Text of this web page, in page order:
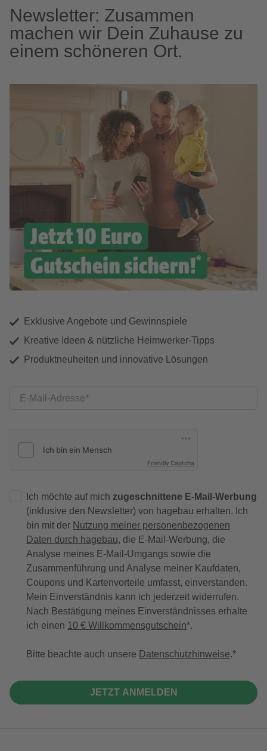
Newsletter: Zusammen
machen wir Dein Zuhause zu
einem schöneren Ort.
Exklusive Angebote und Gewinnspiele
Kreative Ideen & nützliche Heimwerker-Tipps
Produktneuheiten und innovative Lösungen
E-Mail-Adresse
Friendly Captcha
Ich möchte auf mich zugeschnittene E-Mail-Werbung
(inklusive den Newsletter) von hagebau erhalten. Ich
bin mit der Nutzung meiner personenbezogenen
Daten durch hagebau, die E-Mail-Werbung, die
Analyse meines E-Mail-Umgangs sowie die
Zusammenführung und Analyse meiner Kaufdaten,
Coupons und Kartenvorteile umfasst, einverstanden.
Mein Einverständnis kann ich jederzeit widerrufen.
Nach Bestätigung meines Einverständnisses erhalte
ich einen 10 € Willkommensgutschein*.
Bitte beachte auch unsere Datenschutzhinweise.
JETZT ANMELDEN